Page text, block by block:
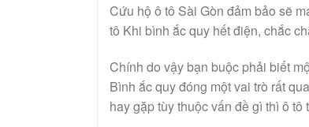
Cứu hộ ô tô Sài Gòn đảm bảo sẽ
tô Khi bình ắc quy hết điện, chắc
Chính do vậy bạn buộc phải biết
Bình ắc quy đóng một vai trò rất
hay gặp tùy thuộc vấn đề gì thì ô